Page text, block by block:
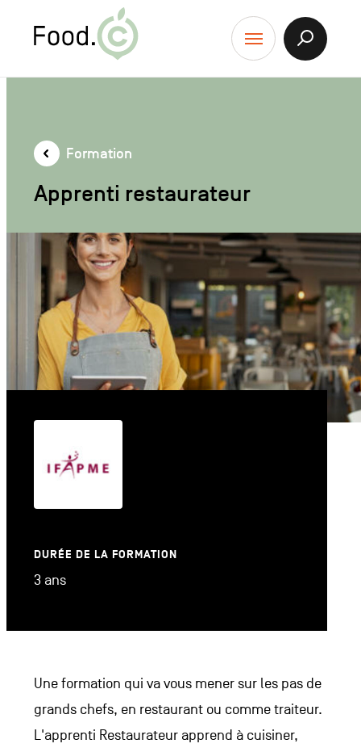
Menu
Afficher
Formation
Apprenti restaurateur
DURÉE DE LA FORMATION
3 ans
Une formation qui va vous mener sur les pas de
grands chefs, en restaurant ou comme traiteur.
L'apprenti Restaurateur apprend à cuisiner,